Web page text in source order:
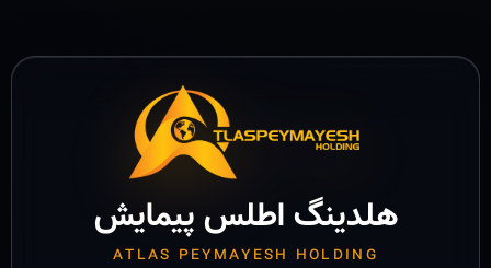
هلدینگ اطلس پیمایش
ATLAS PEYMAYESH HOLDING